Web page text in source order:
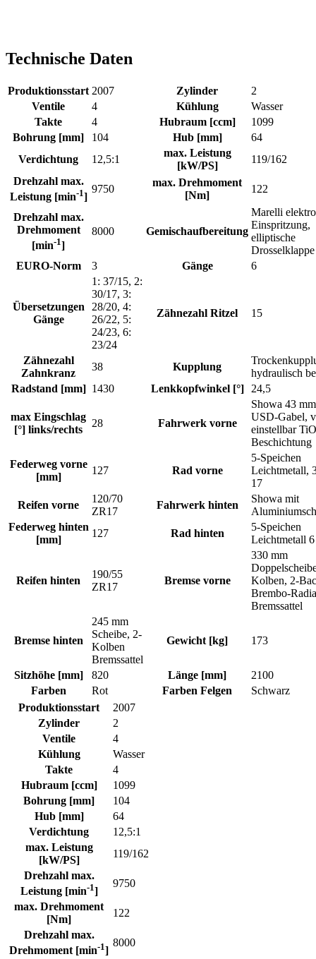
Technische Daten
Produktionsstart 2007 Zylinder
2
Ventile
4 Kühlung
Wasser
Takte
4 Hubraum [ccm]
1099
Bohrung [mm]
104 Hub [mm]
64
Verdichtung
12,5:1
max. Leistung
[kW/PS]
119/162
Drehzahl max.
Leistung [min-1]
9750
max. Drehmoment
[Nm]
122
Drehzahl max.
Drehmoment
[min-1]
8000 Gemischaufbereitung
Marelli
Einspritzung,
elliptische
Drosselklappe
EURO-Norm
3 Gänge 6
Übersetzungen
Gänge
1: 37/15, 2:
30/17, 3:
28/20, 4:
26/22, 5:
24/23, 6:
23/24
Zähnezahl Ritzel 15
Zähnezahl
Zahnkranz
38 Kupplung
hydraulisch
Radstand [mm] 1430 Lenkkopfwinkel [°] 24,5
max Eingschlag
[°] links/rechts
28 Fahrwerk vorne
Showa 43 mm
USD-Gabel,
einstellbar
Beschichtung
Federweg vorne
[mm]
127 Rad vorne
5-Speichen
Leichtmetall,
17
Reifen vorne
120/70
ZR17
Fahrwerk hinten
Showa mit
Federweg hinten
[mm]
127 Rad hinten
5-Speichen
Leichtmetall
Reifen hinten
190/55
ZR17
Bremse vorne
330 mm
Kolben, 2-
Brembo-
Bremssattel
Bremse hinten
245 mm
Scheibe, 2-
Kolben
Bremssattel
Gewicht [kg] 173
Sitzhöhe [mm] 820 Länge [mm]
2100
Farben
Rot Farben Felgen
Schwarz
Produktionsstart
2007
Zylinder
2
Ventile
4
Kühlung
Wasser
Takte
4
Hubraum [ccm]
1099
Bohrung [mm]
104
Hub [mm]
64
Verdichtung
12,5:1
max. Leistung
[kW/PS]
119/162
Drehzahl max.
Leistung [min-1]
9750
max. Drehmoment
[Nm]
122
Drehzahl max.
Drehmoment [min-1]
8000